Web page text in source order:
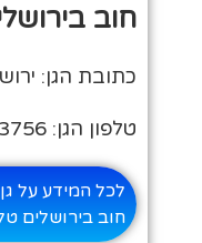
חוב
כתובת הגן:
טלפון הגן: 02-6263756
לכל המידע על
חוב בירושלים